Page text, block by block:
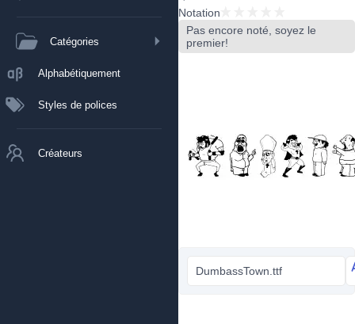
Catégories
Alphabétiquement
Styles de polices
Créateurs
Notation
Pas encore noté, soyez le
premier!
DumbassTown.ttf